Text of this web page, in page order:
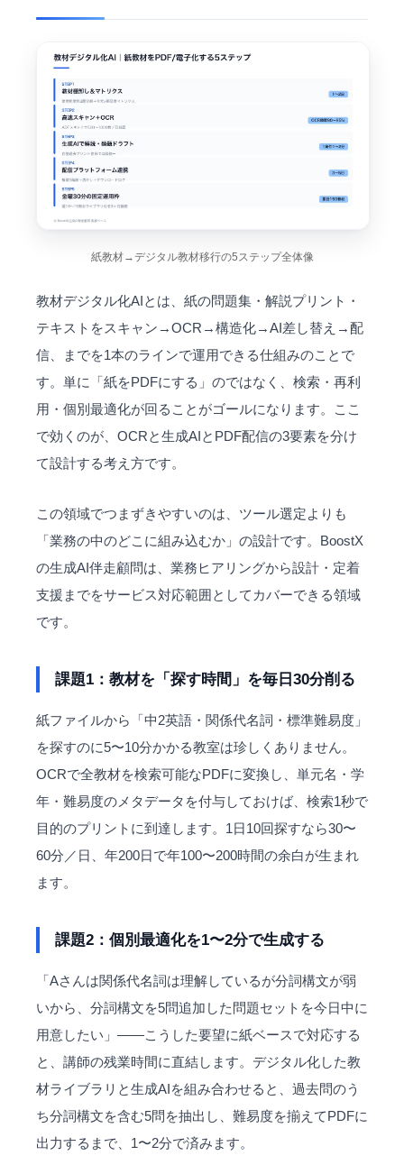
紙教材→デジタル教材移行の5ステップ全体像
教材デジタル化AIとは、紙の問題集・解説プリント・
テキストをスキャン→OCR→構造化→AI差し替え→配
信、までを1本のラインで運用できる仕組みのことで
す。単に「紙をPDFにする」のではなく、検索・再利
用・個別最適化が回ることがゴールになります。ここ
で効くのが、OCRと生成AIとPDF配信の3要素を分け
て設計する考え方です。
この領域でつまずきやすいのは、ツール選定よりも
「業務の中のどこに組み込むか」の設計です。BoostX
の生成AI伴走顧問は、業務ヒアリングから設計・定着
支援までをサービス対応範囲としてカバーできる領域
です。
課題1：教材を「探す時間」を毎日30分削る
紙ファイルから「中2英語・関係代名詞・標準難易度」
を探すのに5〜10分かかる教室は珍しくありません。
OCRで全教材を検索可能なPDFに変換し、単元名・学
年・難易度のメタデータを付与しておけば、検索1秒で
目的のプリントに到達します。1日10回探すなら30〜
60分／日、年200日で年100〜200時間の余白が生まれ
ます。
課題2：個別最適化を1〜2分で生成する
「Aさんは関係代名詞は理解しているが分詞構文が弱
いから、分詞構文を5問追加した問題セットを今日中に
用意したい」――こうした要望に紙ベースで対応する
と、講師の残業時間に直結します。デジタル化した教
材ライブラリと生成AIを組み合わせると、過去問のう
ち分詞構文を含む5問を抽出し、難易度を揃えてPDFに
出力するまで、1〜2分で済みます。